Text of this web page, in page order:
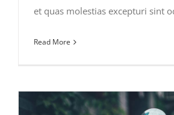
et quas molestias excepturi sint
Read More